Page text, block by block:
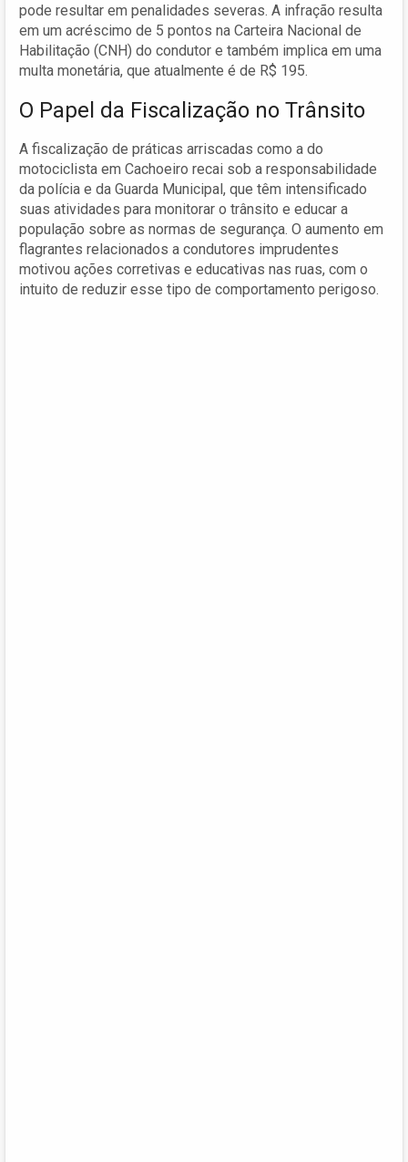
pode resultar em penalidades severas. A infração resulta
em um acréscimo de 5 pontos na Carteira Nacional de
Habilitação (CNH) do condutor e também implica em uma
multa monetária, que atualmente é de R$ 195.
O Papel da Fiscalização no Trânsito
A fiscalização de práticas arriscadas como a do
motociclista em Cachoeiro recai sob a responsabilidade
da polícia e da Guarda Municipal, que têm intensificado
suas atividades para monitorar o trânsito e educar a
população sobre as normas de segurança. O aumento em
flagrantes relacionados a condutores imprudentes
motivou ações corretivas e educativas nas ruas, com o
intuito de reduzir esse tipo de comportamento perigoso.